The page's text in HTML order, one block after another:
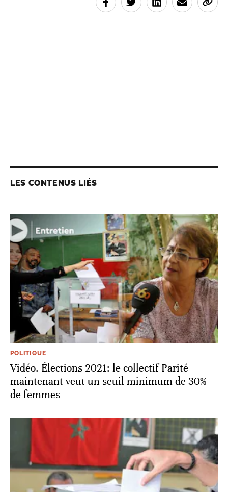
LES CONTENUS LIÉS
POLITIQUE
Vidéo. Élections 2021: le collectif Parité
maintenant veut un seuil minimum de 30%
de femmes